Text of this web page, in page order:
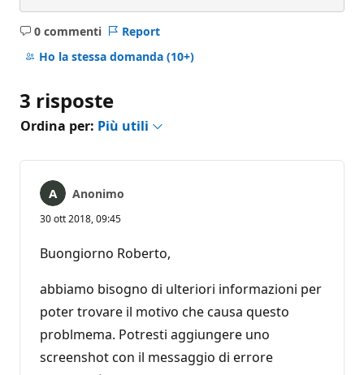
0 commenti
Nessun
commento
Report
Ho la stessa domanda (10+)
3 risposte
Ordina per: Più utili
Anonimo
30 ott 2018, 09:45
Buongiorno Roberto,
abbiamo bisogno di ulteriori informazioni per
poter trovare il motivo che causa questo
problmema. Potresti aggiungere uno
screenshot con il messaggio di errore